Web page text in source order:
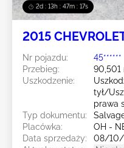
2d : 13h : 47m : 14s
2015
Nr pojazdu:
45******
Przebieg:
90,501
Uszkodzenie:
tył/
prawa
Typ dokumentu:
Placówka:
OH -
Data sprzedaży:
08/10/